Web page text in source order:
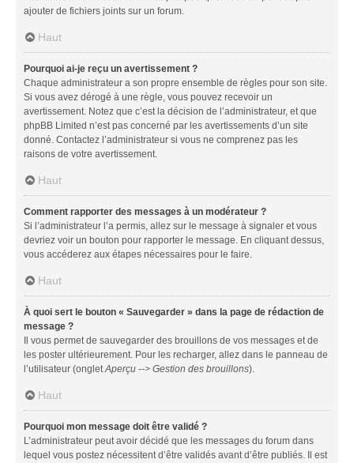
ajouter de fichiers joints sur un forum.
Haut
Pourquoi ai-je reçu un avertissement ?
Chaque administrateur a son propre ensemble de règles pour son site.
Si vous avez dérogé à une règle, vous pouvez recevoir un
avertissement. Notez que c’est la décision de l’administrateur, et que
phpBB Limited n’est pas concerné par les avertissements d’un site
donné. Contactez l’administrateur si vous ne comprenez pas les
raisons de votre avertissement.
Haut
Comment rapporter des messages à un modérateur ?
Si l’administrateur l’a permis, allez sur le message à signaler et vous
devriez voir un bouton pour rapporter le message. En cliquant dessus,
vous accéderez aux étapes nécessaires pour le faire.
Haut
À quoi sert le bouton « Sauvegarder » dans la page de rédaction de
message ?
Il vous permet de sauvegarder des brouillons de vos messages et de
les poster ultérieurement. Pour les recharger, allez dans le panneau de
l’utilisateur (ongletAperçu --> Gestion des brouillons).
Haut
Pourquoi mon message doit être validé ?
L’administrateur peut avoir décidé que les messages du forum dans
lequel vous postez nécessitent d’être validés avant d’être publiés. Il est